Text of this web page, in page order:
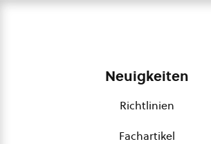
Neuigkeiten
Richtlinien
Fachartikel